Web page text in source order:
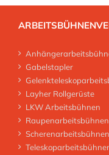
Gabelstapler
Layher Rollgerüste
LKW Arbeitsbühnen
Raupenarbeitsbühnen
Scherenarbeitsbühnen